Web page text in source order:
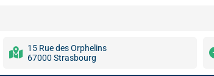
15 Rue des Orphelins
67000 Strasbourg